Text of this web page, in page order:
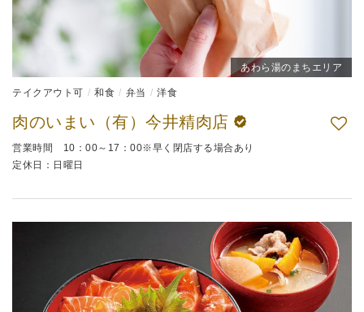
あわら湯のまちエリア
テイクアウト可 和食 弁当 洋食
肉のいまい（有）今井精肉店
営業時間 10：00～17：00※早く閉店する場合あり
定休日：日曜日